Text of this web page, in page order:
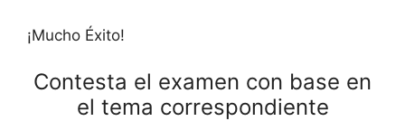
¡Mucho Éxito!
Contesta el examen con base en
el tema correspondiente